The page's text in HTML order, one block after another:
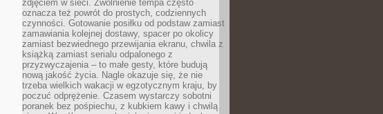
zdjęciem w sieci. Zwolnienie tempa często
oznacza też powrót do prostych, codziennych
czynności. Gotowanie posiłku od podstaw zamiast
zamawiania kolejnej dostawy, spacer po okolicy
zamiast bezwiednego przewijania ekranu, chwila z
książką zamiast serialu odpalonego z
przyzwyczajenia – to małe gesty, które budują
nową jakość życia. Nagle okazuje się, że nie
trzeba wielkich wakacji w egzotycznym kraju, by
poczuć odprężenie. Czasem wystarczy sobotni
poranek bez pośpiechu, z kubkiem kawy i chwilą